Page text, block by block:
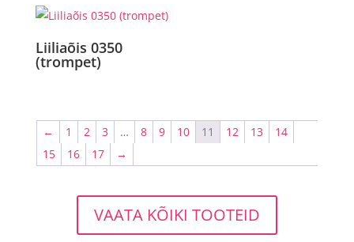
Liiliaõis 0350
(trompet)
← 1 2 3 … 8 9 10 11 12 13
14
15
16 17 →
VAATA KÕIKI TOOTEID